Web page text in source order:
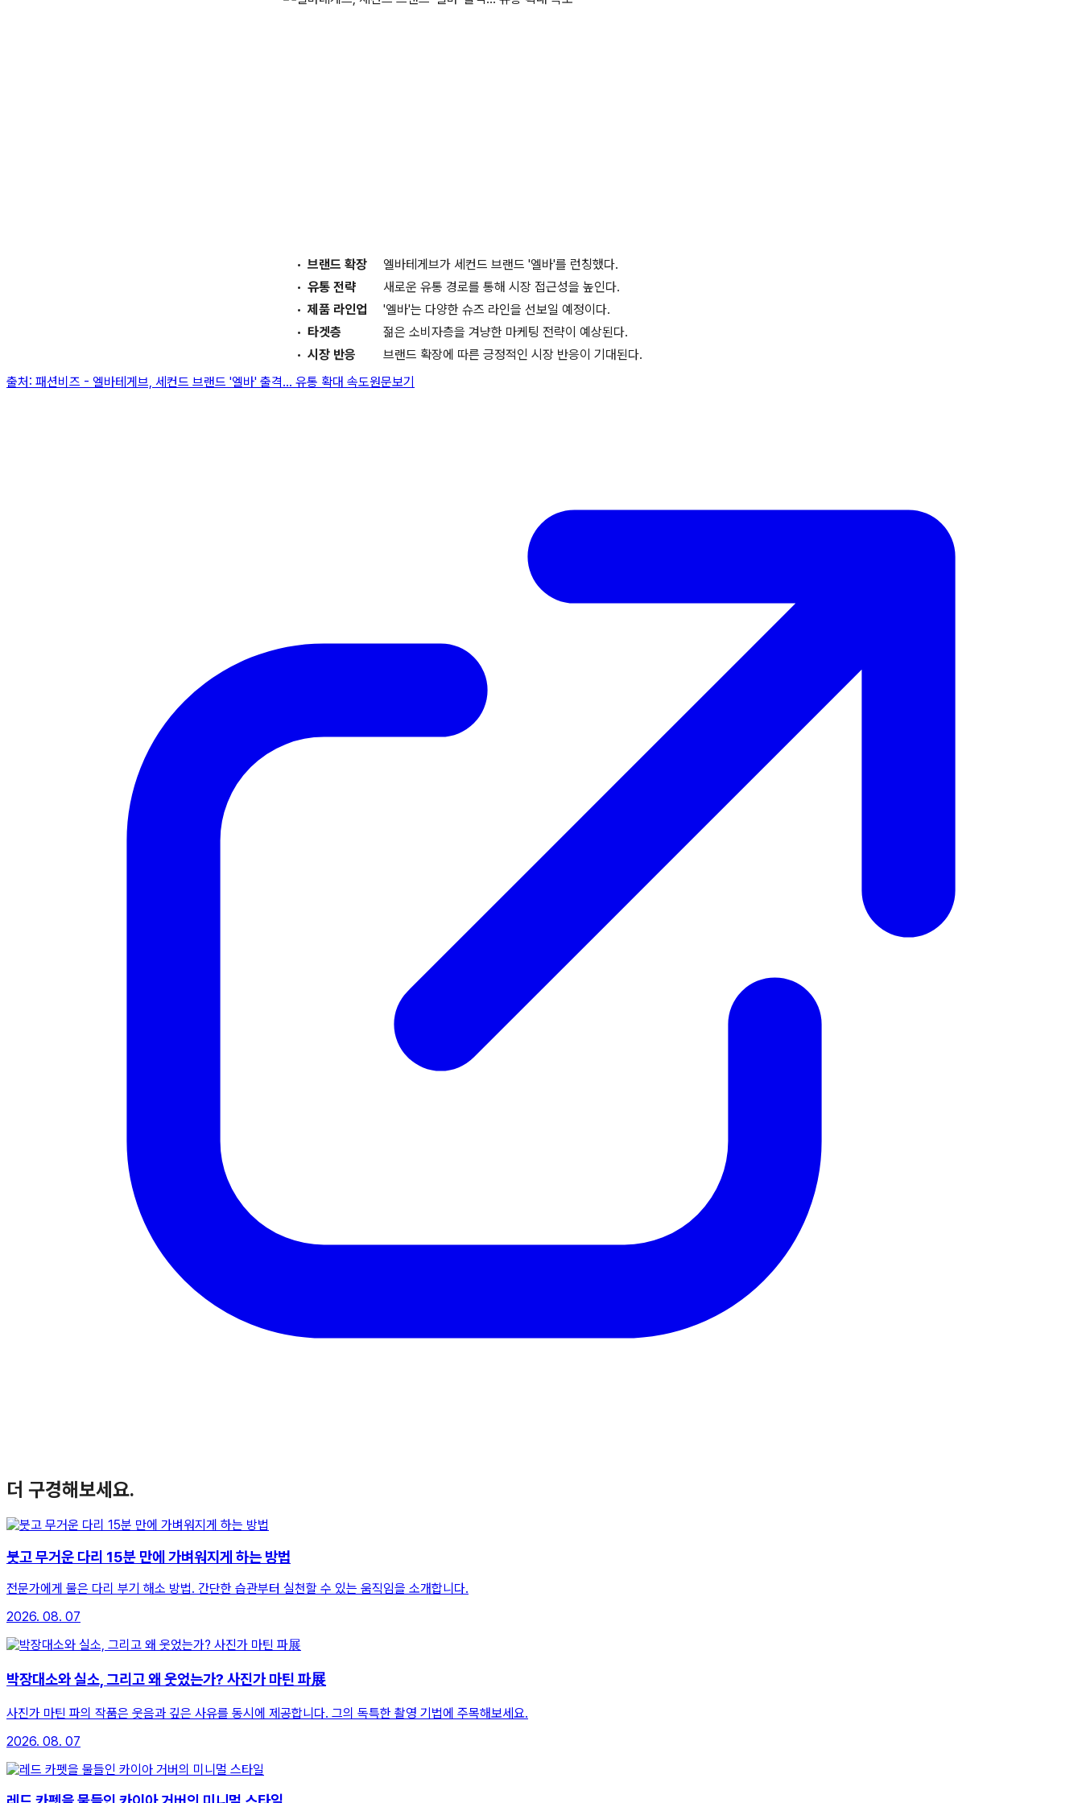
브랜드 확장
엘바테게브가 세컨드 브랜드 '엘바'를 런칭했다.
유통 전략
새로운 유통 경로를 통해 시장 접근성을 높인다.
제품 라인업
'엘바'는 다양한 슈즈 라인을 선보일 예정이다.
타겟층
젊은 소비자층을 겨냥한 마케팅 전략이 예상된다.
시장 반응
브랜드 확장에 따른 긍정적인 시장 반응이 기대된다.
출처: 패션비즈 - 엘바테게브, 세컨드 브랜드 '엘바' 출격… 유통 확대 속도원문보기
더 구경해보세요.
붓고 무거운 다리 15분 만에 가벼워지게 하는 방법
전문가에게 물은 다리 부기 해소 방법. 간단한 습관부터 실천할 수 있는 움직임을 소개합니다.
2026. 08. 07
박장대소와 실소, 그리고 왜 웃었는가? 사진가 마틴 파展
사진가 마틴 파의 작품은 웃음과 깊은 사유를 동시에 제공합니다. 그의 독특한 촬영 기법에 주목해보세요.
2026. 08. 07